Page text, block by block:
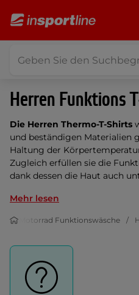
Herren Funktions
Die Herren Thermo-T-Shirts
und beständigen Materialien
Haltung der
Zugleich erfüllen sie die
dank dessen die Haut auch
Mehr lesen
Motorrad Funktionswäsche